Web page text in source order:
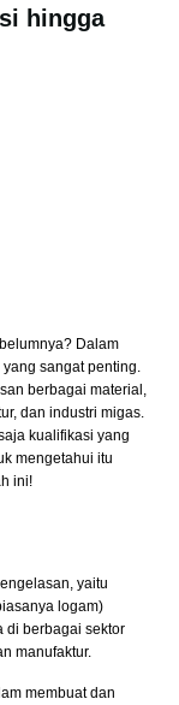
hingga
Dalam
sangat penting.
berbagai material,
dan industri migas.
kualifikasi yang
mengetahui itu
ini!
yaitu
logam)
di berbagai sektor
manufaktur.
membuat dan